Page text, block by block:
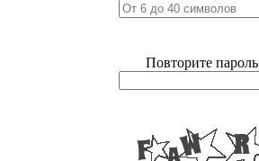
Повторите пароль